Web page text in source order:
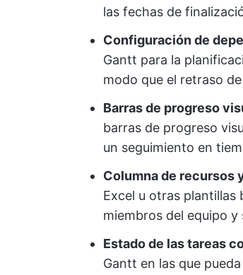
las fechas de
Configuración de
Gantt para la
modo que el retraso
Barras de progreso
barras de progreso
un seguimiento en
Columna de recursos
Excel u otras plantillas
miembros del equipo y
Estado de las tareas
Gantt en las que